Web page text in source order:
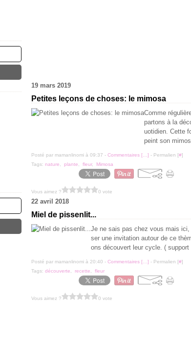
19 mars 2019
Petites leçons de choses: le mimosa
Comme
partons à la
uotidien. Cette
peint son
Posté par mamanlinomi à 09:37 - Commentaires [ ] - Permalien [#]
Tags: nature plante fleur, Mimosa
Vous aimez ? 0 vote
22 avril 2018
Miel de pissenlit...
Je ne sais pas chez vous mais
ser une invitation autour de ce
ons découvert leur cycle. (
Posté par mamanlinomi à 20:40 - Commentaires [ ] - Permalien [#]
Tags: découverte recette fleur
Vous aimez ? 0 vote